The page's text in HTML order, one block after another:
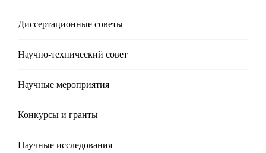
Диссертационные советы
Научно-технический совет
Научные мероприятия
Конкурсы и гранты
Научные исследования